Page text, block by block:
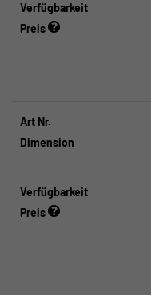
Verfügbarkeit
Preis
Art Nr.
Dimension
Verfügbarkeit
Preis